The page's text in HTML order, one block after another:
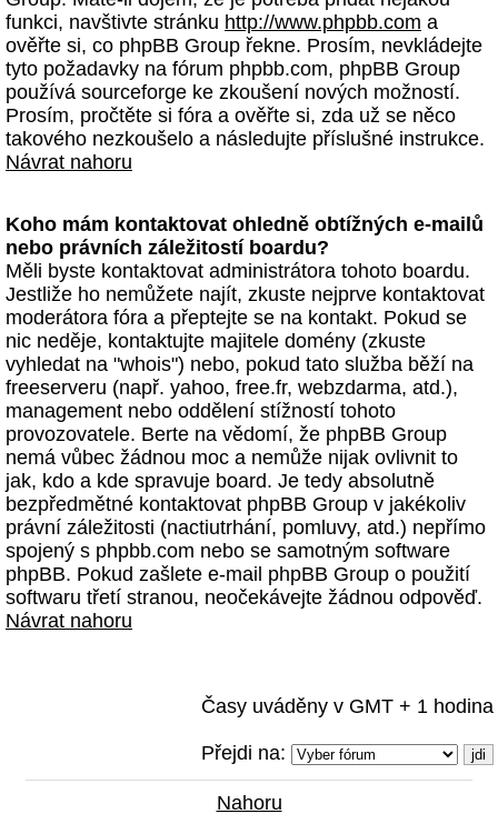
funkci, navštivte stránku http://www.phpbb.com a
ověřte si, co phpBB Group řekne. Prosím, nevkládejte
tyto požadavky na fórum phpbb.com, phpBB Group
používá sourceforge ke zkoušení nových možností.
Prosím, pročtěte si fóra a ověřte si, zda už se něco
takového nezkoušelo a následujte příslušné instrukce.
Návrat nahoru
Koho mám kontaktovat ohledně obtížných e-mailů
nebo právních záležitostí boardu?
Měli byste kontaktovat administrátora tohoto boardu.
Jestliže ho nemůžete najít, zkuste nejprve kontaktovat
moderátora fóra a přeptejte se na kontakt. Pokud se
nic neděje, kontaktujte majitele domény (zkuste
vyhledat na "whois") nebo, pokud tato služba běží na
freeserveru (např. yahoo, free.fr, webzdarma, atd.),
management nebo oddělení stížností tohoto
provozovatele. Berte na vědomí, že phpBB Group
nemá vůbec žádnou moc a nemůže nijak ovlivnit to
jak, kdo a kde spravuje board. Je tedy absolutně
bezpředmětné kontaktovat phpBB Group v jakékoliv
právní záležitosti (nactiutrhání, pomluvy, atd.) nepřímo
spojený s phpbb.com nebo se samotným software
phpBB. Pokud zašlete e-mail phpBB Group o použití
softwaru třetí stranou, neočekávejte žádnou odpověď.
Návrat nahoru
Časy uváděny v GMT + 1 hodina
Přejdi na:
Nahoru